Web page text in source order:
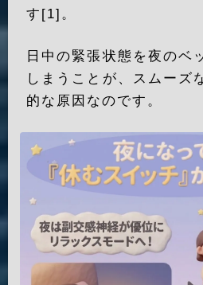
す[1]。
日中の緊張状態を夜のベ
しまうことが、スムーズ
的な原因なのです。